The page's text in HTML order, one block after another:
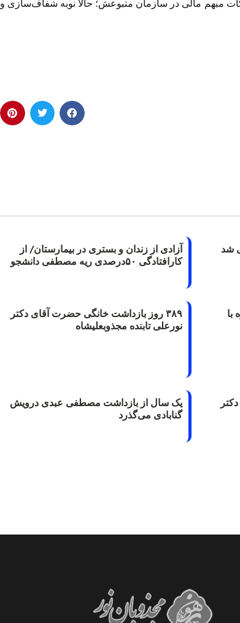
مبهم مالی در سازمان متبوعش؛ حالا نوبه شفاف‌سازی و
شد
آزادی از زندان و بستری در بیمارستان/ از
کارافتادگی ۵۰درصدی ریه مصطفی دانشجو
با
۳۸۹ روز بازداشت خانگی حضرت آقای دکتر
نورعلی تابنده مجذوبعلیشاه
یک سال از بازداشت مصطفی عبدی درویش
گنابادی می‌گذرد